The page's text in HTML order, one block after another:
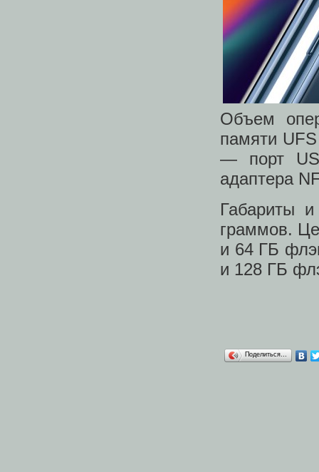
Объем
памяти
— порт
адаптера
Габариты
граммов.
и 64 ГБ
и 128 ГБ
Поделиться…